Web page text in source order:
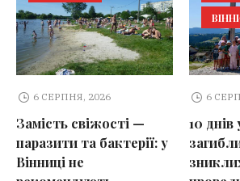
6 СЕРПНЯ, 2026
Замість свіжості —
паразити та бактерії: у
Вінниці не
6
10 днів